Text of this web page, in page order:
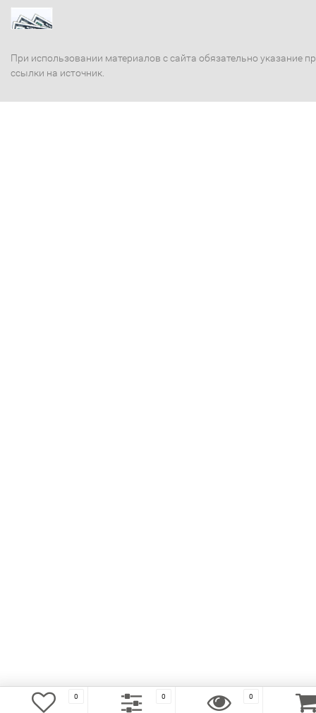
При использовании материалов с сайта обязательно указание
ссылки на источник.
0 0 0